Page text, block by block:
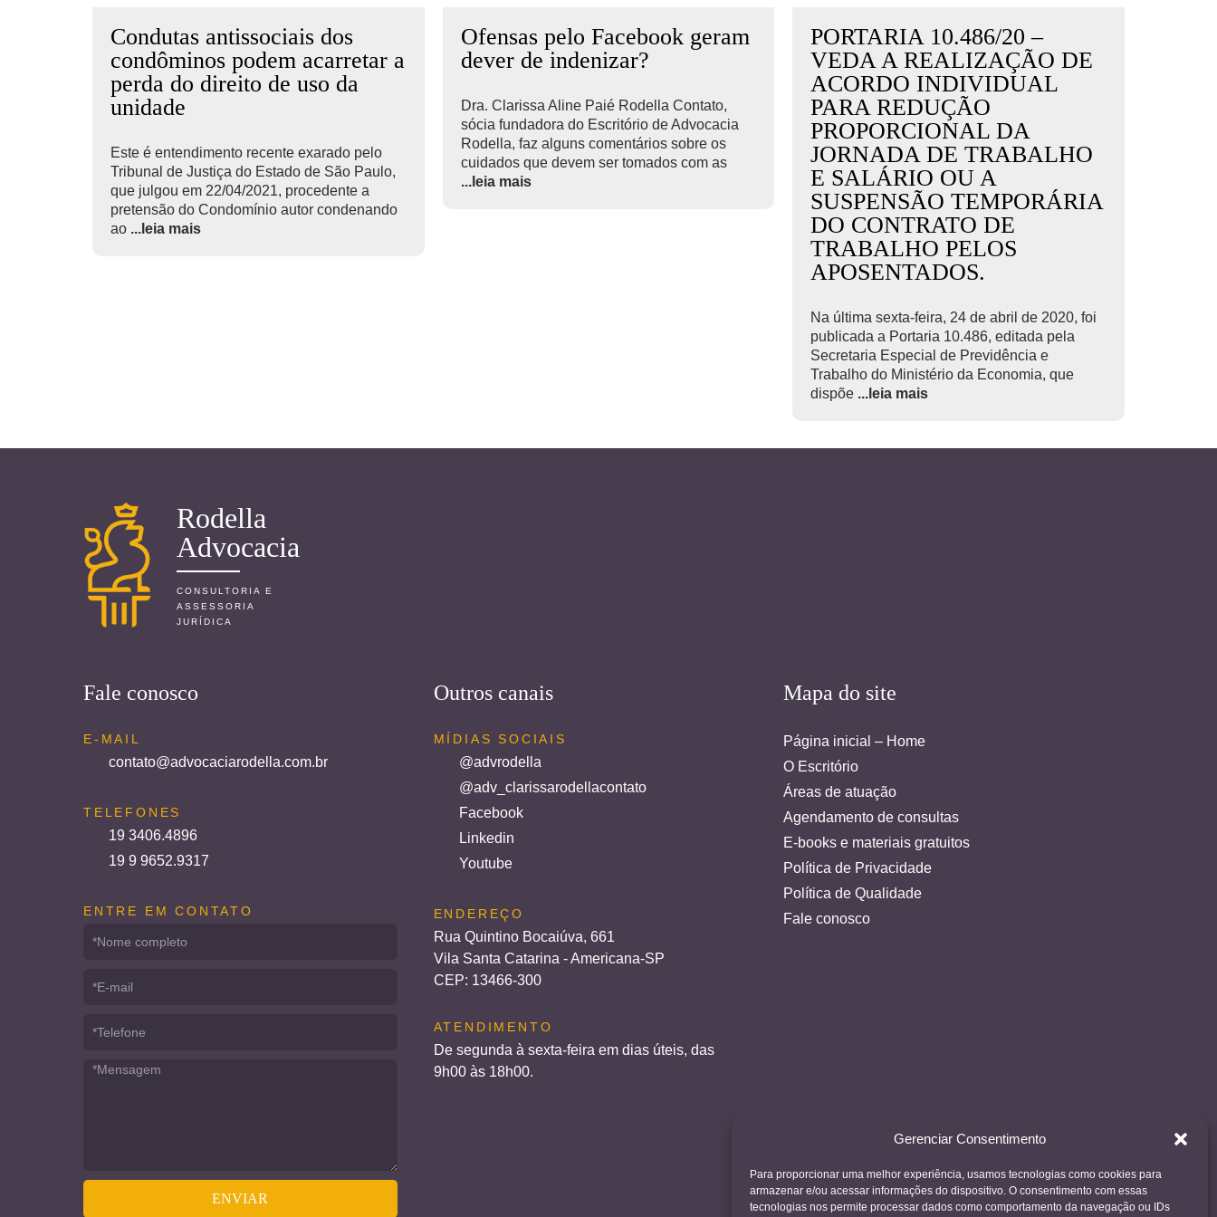
Gerenciar Consentimento
Para proporcionar uma melhor experiência, usamos tecnologias como cookies para
armazenar e/ou acessar informações do dispositivo. O consentimento com essas
tecnologias nos permite processar dados como comportamento da navegação ou IDs
Condutas antissociais dos
condôminos podem acarretar a
perda do direito de uso da
unidade
Este é entendimento recente exarado pelo
Tribunal de Justiça do Estado de São Paulo,
que julgou em 22/04/2021, procedente a
pretensão do Condomínio autor condenando
ao ...leia mais
Ofensas pelo Facebook geram
dever de indenizar?
Dra. Clarissa Aline Paié Rodella Contato,
sócia fundadora do Escritório de Advocacia
Rodella, faz alguns comentários sobre os
cuidados que devem ser tomados com as
...leia mais
PORTARIA 10.486/20 –
VEDA A REALIZAÇÃO DE
ACORDO INDIVIDUAL
PARA REDUÇÃO
PROPORCIONAL DA
JORNADA DE TRABALHO
E SALÁRIO OU A
SUSPENSÃO TEMPORÁRIA
DO CONTRATO DE
TRABALHO PELOS
APOSENTADOS.
Na última sexta-feira, 24 de abril de 2020, foi
publicada a Portaria 10.486, editada pela
Secretaria Especial de Previdência e
Trabalho do Ministério da Economia, que
dispõe ...leia mais
Rodella
Advocacia
CONSULTORIA E
ASSESSORIA
JURÍDICA
Fale conosco
E-MAIL
contato@advocaciarodella.com.br
TELEFONES
19 3406.4896
19 9 9652.9317
ENTRE EM CONTATO
Outros canais
MÍDIAS SOCIAIS
@advrodella
@adv_clarissarodellacontato
Facebook
Linkedin
Youtube
ENDEREÇO
Rua Quintino Bocaiúva, 661
Vila Santa Catarina - Americana-SP
CEP: 13466-300
ATENDIMENTO
De segunda à sexta-feira em dias úteis, das
9h00 às 18h00.
Mapa do site
Página inicial – Home
O Escritório
Áreas de atuação
Agendamento de consultas
E-books e materiais gratuitos
Política de Privacidade
Política de Qualidade
Fale conosco